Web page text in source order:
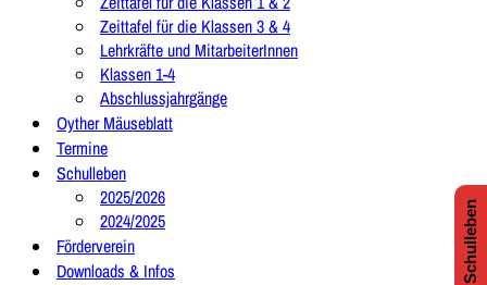
Zeittafel für die Klassen 3 & 4
Lehrkräfte und MitarbeiterInnen
Klassen 1-4
Abschlussjahrgänge
Oyther Mäuseblatt
Termine
Schulleben
2025/2026
2024/2025
Förderverein
Downloads & Infos